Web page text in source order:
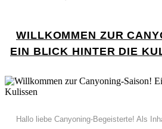
WILLKOMMEN ZUR
EIN BLICK HINTER DIE
Hallo liebe Canyoning-Begeisterte! Als